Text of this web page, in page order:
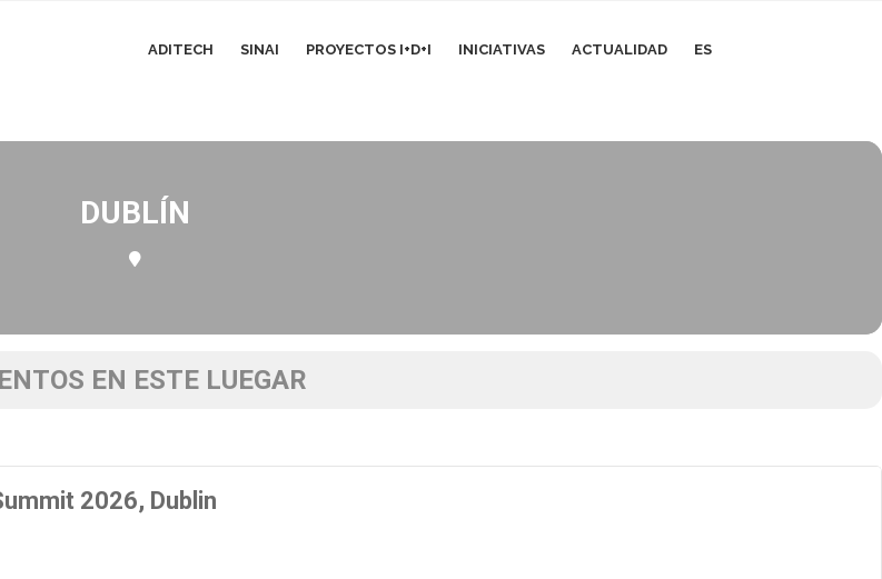
ADITECH SINAI PROYECTOS I+D+I INICIATIVAS ACTUALIDAD ES
DUBLÍN
EN ESTE LUEGAR
2026, Dublin